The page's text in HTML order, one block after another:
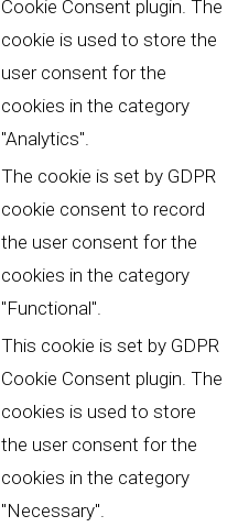
Cookie Consent plugin. The
cookie is used to store the
user consent for the
cookies in the category
"Analytics".
The cookie is set by GDPR
cookie consent to record
the user consent for the
cookies in the category
"Functional".
This cookie is set by GDPR
Cookie Consent plugin. The
cookies is used to store
the user consent for the
cookies in the category
"Necessary".